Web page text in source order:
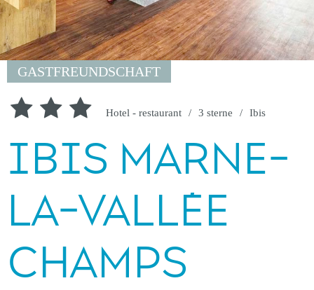
GASTFREUNDSCHAFT
Hotel - restaurant 3 sterne Ibis
IBIS MARNE-
LA-VALLÉE
CHAMPS